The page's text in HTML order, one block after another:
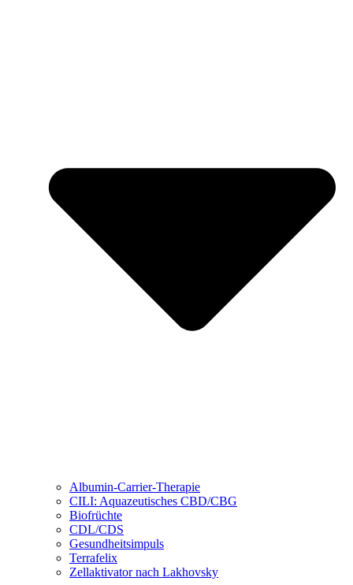
Albumin-Carrier-Therapie
CILI: Aquazeutisches CBD/CBG
Biofrüchte
CDL/CDS
Gesundheitsimpuls
Terrafelix
Zellaktivator nach Lakhovsky